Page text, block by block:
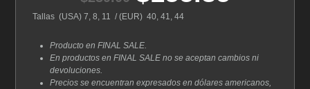
precio
original
$239.00.
precio
Tallas (USA) 7, 8, 11 / (EUR) 40, 41, 44
Producto en FINAL SALE.
En productos en FINAL SALE no se aceptan cambios ni
devoluciones.
Precios se encuentran expresados en dólares americanos,